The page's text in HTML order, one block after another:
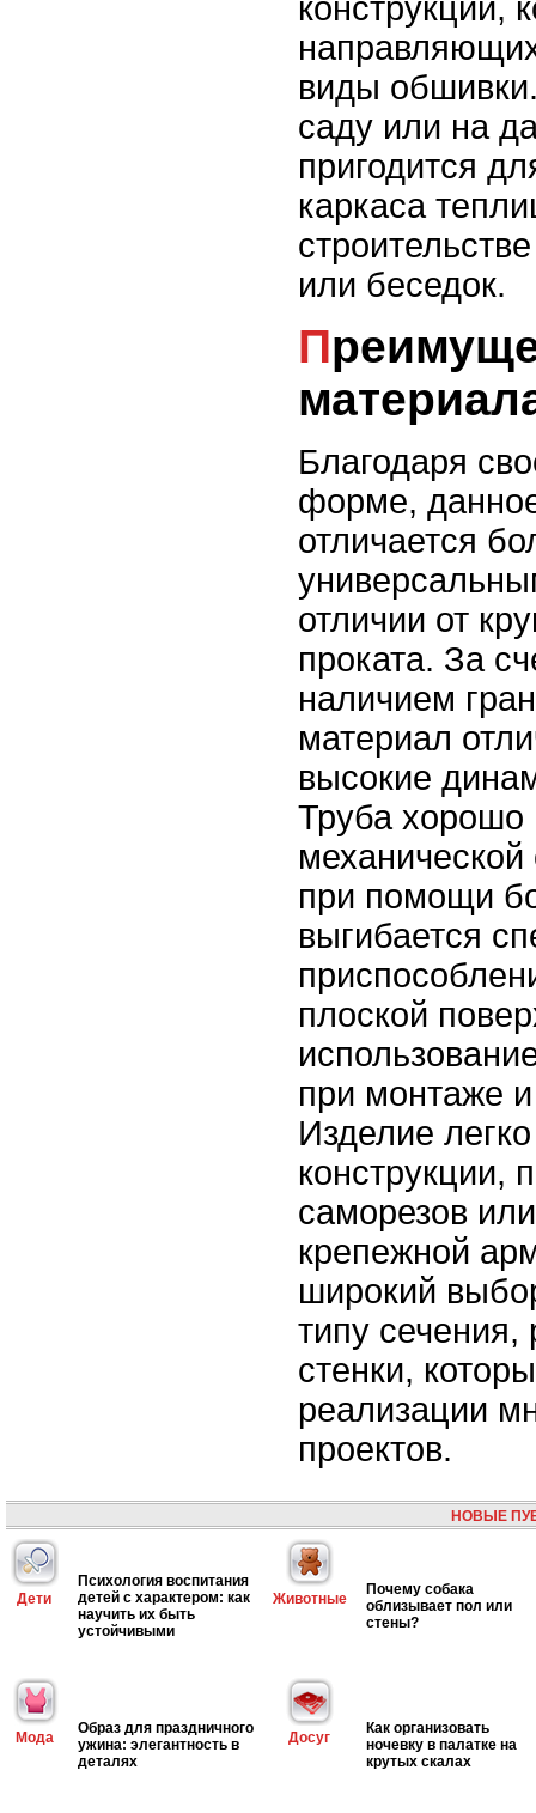
конструкций,
виды
саду или на
пригодится
каркаса
или беседок.
Преимущества
Благодаря
форме,
отличается
отличии от
проката. За
наличием
материал
высокие
Труба хорошо
при помощи
выгибается
плоской
при монтаже
Изделие
конструкции,
саморезов
крепежной
широкий
типу
стенки,
реализации
проектов.
НОВЫЕ
Дети
Психология воспитания
детей с характером: как
научить их быть
устойчивыми
Животные
Почему собака
облизывает пол или
стены?
Мода
Образ для праздничного
ужина: элегантность в
деталях
Досуг
Как организовать
ночевку в палатке на
крутых скалах